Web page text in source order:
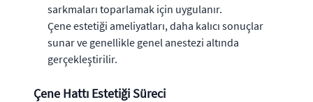
sarkmaları toparlamak için uygulanır.
Çene estetiği ameliyatları, daha kalıcı sonuçlar
sunar ve genellikle genel anestezi altında
gerçekleştirilir.
Çene Hattı Estetiği Süreci